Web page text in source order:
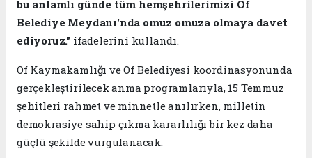
bu anlamlı günde tüm hemşehrilerimizi Of
Belediye Meydanı'nda omuz omuza olmaya davet
ediyoruz." ifadelerini kullandı.
Of Kaymakamlığı ve Of Belediyesi koordinasyonunda
gerçekleştirilecek anma programlarıyla, 15 Temmuz
şehitleri rahmet ve minnetle anılırken, milletin
demokrasiye sahip çıkma kararlılığı bir kez daha
güçlü şekilde vurgulanacak.